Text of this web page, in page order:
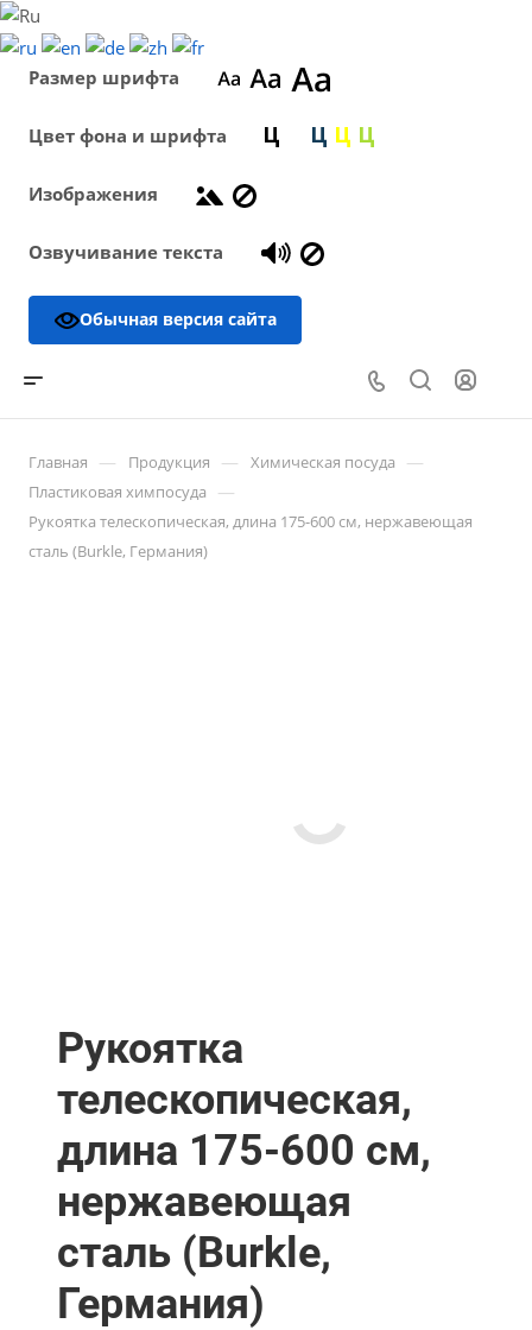
Размер шрифта
Цвет фона и шрифта
Изображения
Озвучивание текста
Обычная версия сайта
Главная — Продукция — Химическая посуда —
Пластиковая химпосуда —
Рукоятка телескопическая, длина 175-600 см, нержавеющая
сталь (Burkle, Германия)
Рукоятка
телескопическая,
длина 175-600 см,
нержавеющая
сталь (Burkle,
Германия)